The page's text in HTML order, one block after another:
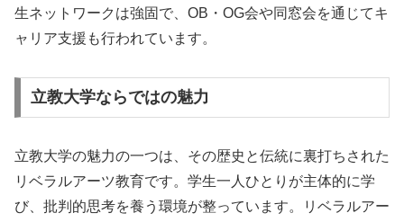
生ネットワークは強固で、OB・OG会や同窓会を通じてキ
ャリア支援も行われています。
立教大学ならではの魅力
立教大学の魅力の一つは、その歴史と伝統に裏打ちされた
リベラルアーツ教育です。学生一人ひとりが主体的に学
び、批判的思考を養う環境が整っています。リベラルアー